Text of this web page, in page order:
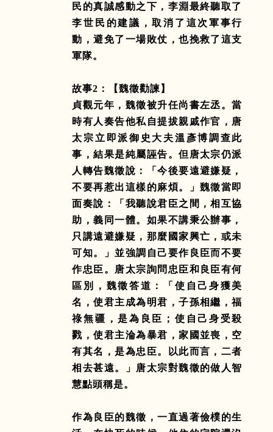
民的真誠感動之下，李淵最終聽取了
李世民的建議，取消了這次軍事行
動，避免了一場敗仗，也挽救了這支
軍隊。
故事2 ：【魏徵勸諫】
貞觀元年，魏徵被升任尚書左丞。當
時有人奏告他私自提拔親戚作官，唐
太宗立即派御史大夫溫彥博調查此
事，結果是純屬誣告。但唐太宗仍派
人轉告魏徵說：「今後要遠避嫌疑，
不要再惹出這樣的麻煩。」魏徵當即
面奏說：「我聽說君臣之間，相互協
助，義同一體。如果不講秉公辦事，
只講遠避嫌疑，那麼國家興亡，或未
可知。」並強調自己要作良臣而不要
作忠臣。唐太宗詢問忠臣和良臣有何
區別，魏徵答道：「使自己身獲美
名，使君主成為明君，子孫相繼，福
祿無疆，是為良臣；使自己身受殺
戮，使君主淪為暴君，家國並喪，空
有其名，是為忠臣。以此而言，二者
相去甚遠。」唐太宗對魏徵的做人智
慧點頭稱是。
作為良臣的魏徵，一直過著儉樸的生